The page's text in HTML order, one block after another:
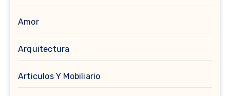
Amor
Arquitectura
Articulos Y Mobiliario